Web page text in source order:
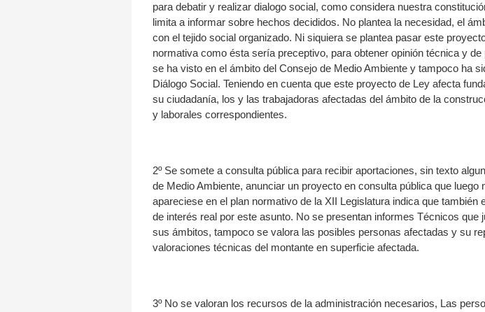
para debatir y realizar dialogo social, como considera nuestra
limita a informar sobre hechos decididos. No plantea la necesidad, el
con el tejido social organizado. Ni siquiera se plantea pasar este
normativa como ésta sería preceptivo, para obtener opinión técnica y
se ha visto en el ámbito del Consejo de Medio Ambiente y tampoco ha
Diálogo Social. Teniendo en cuenta que este proyecto de Ley afecta
su ciudadanía, los y las trabajadoras afectadas del ámbito de la
y laborales correspondientes.
2º Se somete a consulta pública para recibir aportaciones, sin texto
de Medio Ambiente, anunciar un proyecto en consulta pública que
apareciese en el plan normativo de la XII Legislatura indica que
de interés real por este asunto. No se presentan informes Técnicos
sus ámbitos, tampoco se valora las posibles personas afectadas y su
valoraciones técnicas del montante en superficie afectada.
3º No se valoran los recursos de la administración necesarios, Las